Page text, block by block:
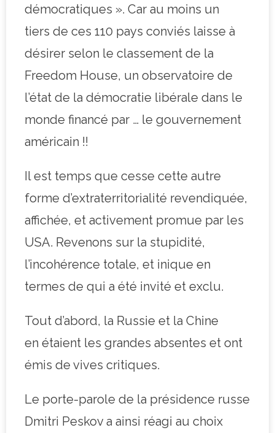
démocratiques ». Car au moins un
tiers de ces 110 pays conviés laisse à
désirer selon le classement de la
Freedom House, un observatoire de
l’état de la démocratie libérale dans le
monde financé par … le gouvernement
américain !!
Il est temps que cesse cette autre
forme d’extraterritorialité revendiquée,
affichée, et activement promue par les
USA. Revenons sur la stupidité,
l’incohérence totale, et inique en
termes de qui a été invité et exclu.
Tout d’abord, la Russie et la Chine
en étaient les grandes absentes et ont
émis de vives critiques.
Le porte-parole de la présidence russe
Dmitri Peskov a ainsi réagi au choix